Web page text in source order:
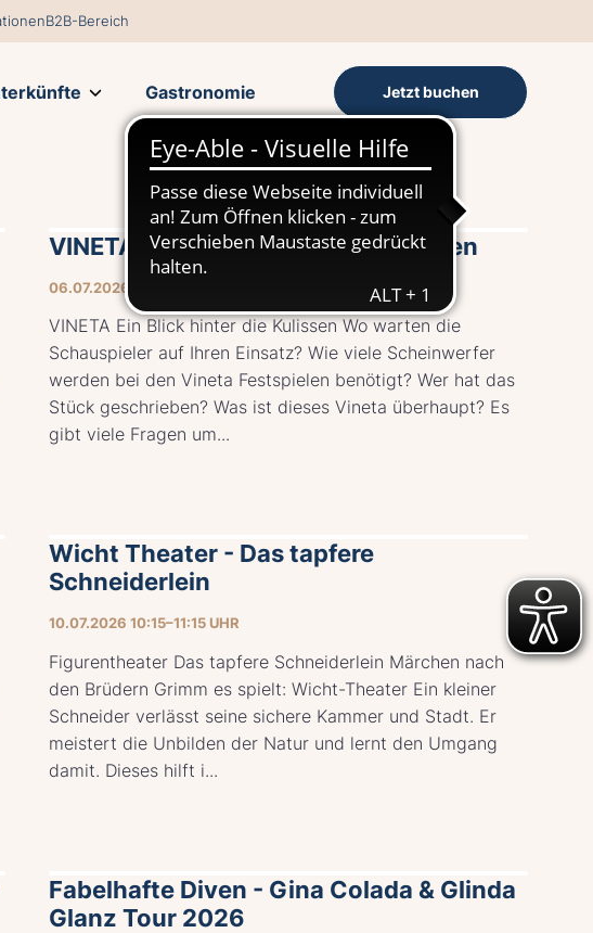
B2B-Bereich
Gastronomie Jetzt buchen
06.07.2026 11:00–12:00 UHR
VINETA – Ein Blick hinter die Kulissen
VINETA Ein Blick hinter die Kulissen Wo warten die
Schauspieler auf Ihren Einsatz? Wie viele Scheinwerfer
werden bei den Vineta Festspielen benötigt? Wer hat das
Stück geschrieben? Was ist dieses Vineta überhaupt? Es
gibt viele Fragen um...
10.07.2026 10:15–11:15 UHR
Wicht Theater - Das tapfere
Schneiderlein
Figurentheater Das tapfere Schneiderlein Märchen nach
den Brüdern Grimm es spielt: Wicht-Theater Ein kleiner
Schneider verlässt seine sichere Kammer und Stadt. Er
meistert die Unbilden der Natur und lernt den Umgang
damit. Dieses hilft i...
Fabelhafte Diven - Gina Colada & Glinda
Glanz Tour 2026